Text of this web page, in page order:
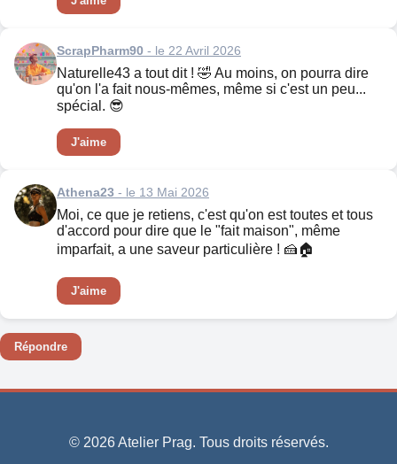
ScrapPharm90 - le 22 Avril 2026
Naturelle43 a tout dit ! 🤣 Au moins, on pourra dire
qu'on l'a fait nous-mêmes, même si c'est un peu...
spécial. 😎
J'aime
Athena23 - le 13 Mai 2026
Moi, ce que je retiens, c'est qu'on est toutes et tous
d'accord pour dire que le "fait maison", même
imparfait, a une saveur particulière ! 🍰🏠
J'aime
Répondre
© 2026 Atelier Prag. Tous droits réservés.